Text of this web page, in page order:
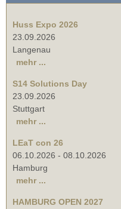
Huss Expo 2026
23.09.2026
Langenau
mehr ...
S14 Solutions Day
23.09.2026
Stuttgart
mehr ...
LEaT con 26
06.10.2026 - 08.10.2026
Hamburg
mehr ...
HAMBURG OPEN 2027